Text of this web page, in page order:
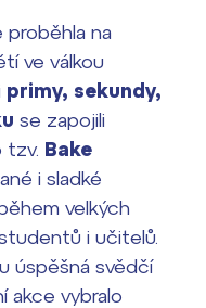
na
ve válkou
primy, sekundy,
se zapojili
tzv. Bake
i sladké
velkých
i učitelů.
úspěšná svědčí
akce vybralo